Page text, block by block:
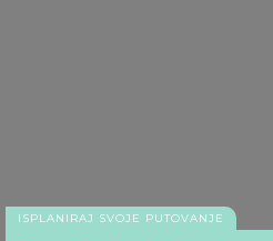
ISPLANIRAJ SVOJE PUTOVANJE